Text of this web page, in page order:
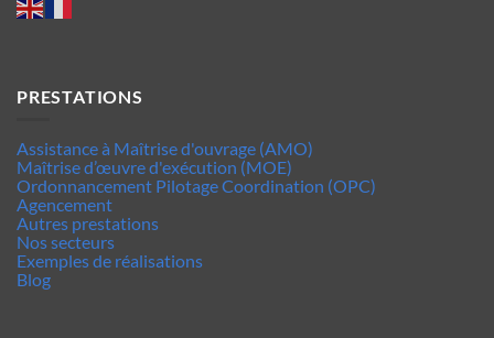
PRESTATIONS
Assistance à Maîtrise d'ouvrage (AMO)
Maîtrise d’œuvre d'exécution (MOE)
Ordonnancement Pilotage Coordination (OPC)
Agencement
Autres prestations
Nos secteurs
Exemples de réalisations
Blog